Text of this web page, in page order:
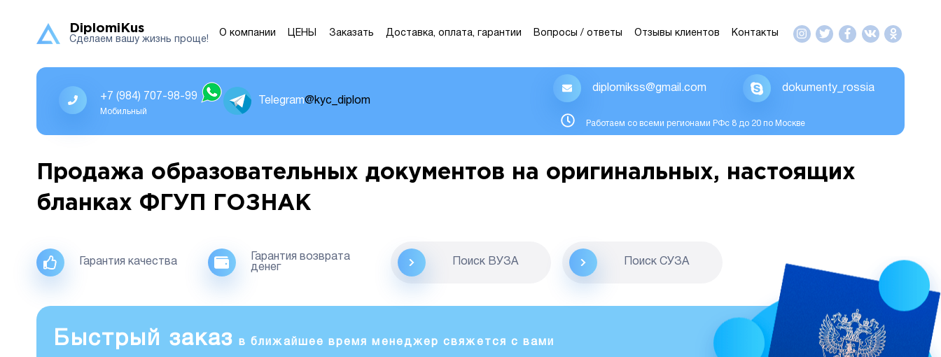
DiplomiKus
Сделаем вашу жизнь проще!
О компании ЦЕНЫ Заказать Доставка, оплата, гарантии Вопросы / ответы Отзывы клиентов Контакты
+7 (984) 707-98-99
Мобильный
Telegram@kyc_diplom
diplomikss@gmail.com dokumenty_rossia
Работаем со всеми регионами РФс 8 до 20 по Москве
Продажа образовательных документов на оригинальных, настоящих
бланках ФГУП ГОЗНАК
Гарантия качества
Гарантия возврата
денег
Поиск ВУЗА Поиск CУЗА
Быстрый заказ в ближайшее время менеджер свяжется с вами